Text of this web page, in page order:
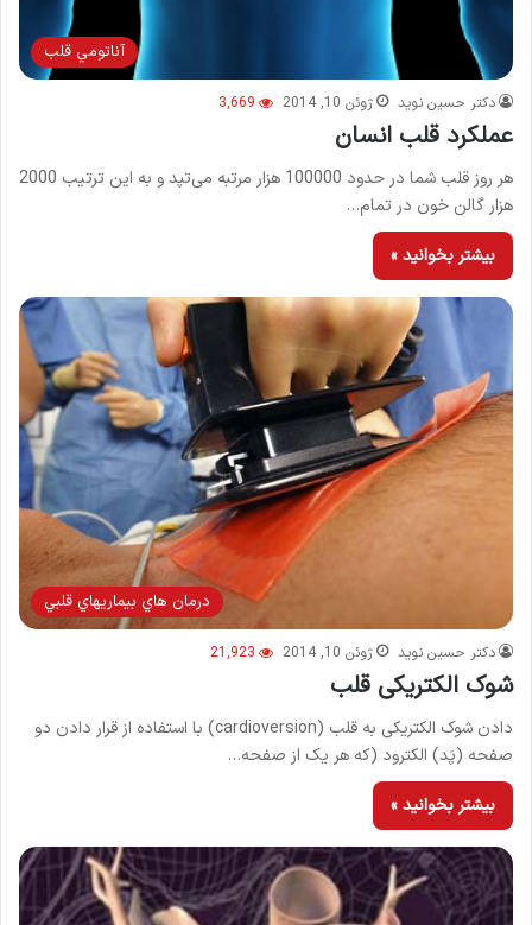
آناتومي قلب
دکتر حسین نوید ژوئن 10, 2014 3,669
عملکرد قلب انسان
هر روز قلب شما در حدود 100000 هزار مرتبه می‌تپد و به این ترتیب 2000
هزار گالن خون در تمام…
بیشتر بخوانید »
درمان هاي بيماريهاي قلبي
دکتر حسین نوید ژوئن 10, 2014 21,923
شوک الکتریکی قلب
دادن شوک الکتریکی به قلب (cardioversion) با استفاده از قرار دادن دو
صفحه (پَد) الکترود (که هر یک از صفحه…
بیشتر بخوانید »